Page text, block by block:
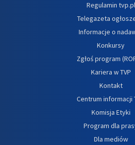
Regulamin tvp.pl
Telegazeta
Informacje o
Konkursy
Zgłoś program
Kariera w TVP
Kontakt
Centrum informacji
Komisja Etyki
Program dla
Dla mediów